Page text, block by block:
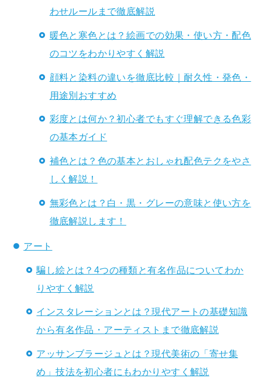
わせルールまで徹底解説
暖色と寒色とは？絵画での効果・使い方・配色
のコツをわかりやすく解説
顔料と染料の違いを徹底比較｜耐久性・発色・
用途別おすすめ
彩度とは何か？初心者でもすぐ理解できる色彩
の基本ガイド
補色とは？色の基本とおしゃれ配色テクをやさ
しく解説！
無彩色とは？白・黒・グレーの意味と使い方を
徹底解説します！
アート
騙し絵とは？4つの種類と有名作品についてわか
りやすく解説
インスタレーションとは？現代アートの基礎知識
から有名作品・アーティストまで徹底解説
アッサンブラージュとは？現代美術の「寄せ集
め」技法を初心者にもわかりやすく解説